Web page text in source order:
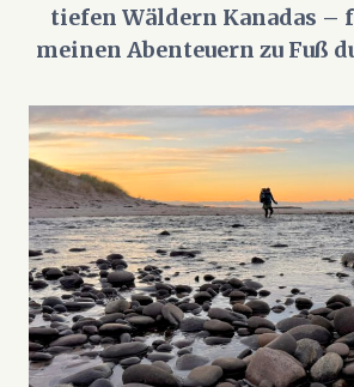
tiefen Wäldern Kanadas –
meinen Abenteuern zu Fuß